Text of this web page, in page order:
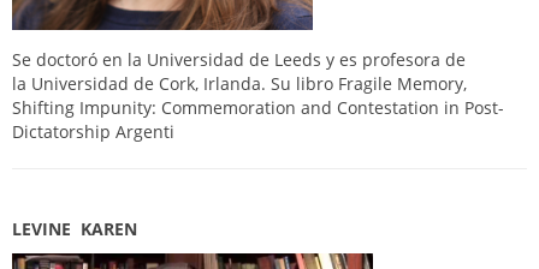
Se doctoró en la Universidad de Leeds y es profesora de
la Universidad de Cork, Irlanda. Su libro Fragile Memory,
Shifting Impunity: Commemoration and Contestation in Post-
Dictatorship Argenti
LEVINE KAREN